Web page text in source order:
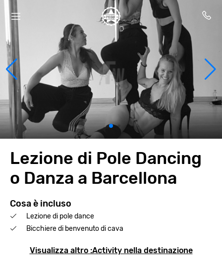
Lezione di Pole Dancing
o Danza a Barcellona
Cosa è incluso
Lezione di pole dance
Bicchiere di benvenuto di cava
Visualizza altro :Activity nella destinazione